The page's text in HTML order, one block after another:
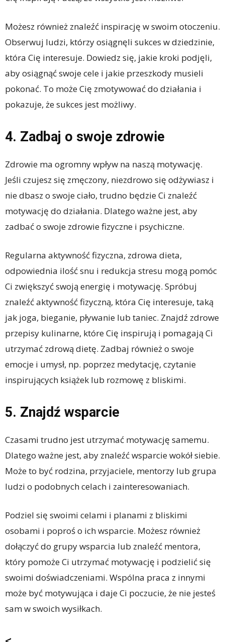
Możesz również znaleźć inspirację w swoim otoczeniu.
Obserwuj ludzi, którzy osiągnęli sukces w dziedzinie,
która Cię interesuje. Dowiedz się, jakie kroki podjęli,
aby osiągnąć swoje cele i jakie przeszkody musieli
pokonać. To może Cię zmotywować do działania i
pokazuje, że sukces jest możliwy.
4. Zadbaj o swoje zdrowie
Zdrowie ma ogromny wpływ na naszą motywację.
Jeśli czujesz się zmęczony, niezdrowo się odżywiasz i
nie dbasz o swoje ciało, trudno będzie Ci znaleźć
motywację do działania. Dlatego ważne jest, aby
zadbać o swoje zdrowie fizyczne i psychiczne.
Regularna aktywność fizyczna, zdrowa dieta,
odpowiednia ilość snu i redukcja stresu mogą pomóc
Ci zwiększyć swoją energię i motywację. Spróbuj
znaleźć aktywność fizyczną, która Cię interesuje, taką
jak joga, bieganie, pływanie lub taniec. Znajdź zdrowe
przepisy kulinarne, które Cię inspirują i pomagają Ci
utrzymać zdrową dietę. Zadbaj również o swoje
emocje i umysł, np. poprzez medytację, czytanie
inspirujących książek lub rozmowę z bliskimi.
5. Znajdź wsparcie
Czasami trudno jest utrzymać motywację samemu.
Dlatego ważne jest, aby znaleźć wsparcie wokół siebie.
Może to być rodzina, przyjaciele, mentorzy lub grupa
ludzi o podobnych celach i zainteresowaniach.
Podziel się swoimi celami i planami z bliskimi
osobami i poproś o ich wsparcie. Możesz również
dołączyć do grupy wsparcia lub znaleźć mentora,
który pomoże Ci utrzymać motywację i podzielić się
swoimi doświadczeniami. Wspólna praca z innymi
może być motywująca i daje Ci poczucie, że nie jesteś
sam w swoich wysiłkach.